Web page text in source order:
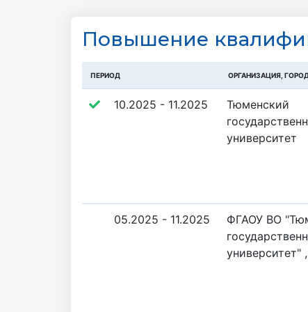
Повышение
ПЕРИОД ОРГАНИЗАЦИЯ,
10.2025 - 11.2025
Тюменский
университет
05.2025 - 11.2025
ФГАОУ ВО
университет"